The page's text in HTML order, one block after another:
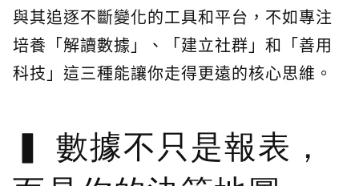
與其追逐不斷變化的工具和平台，不如專注
培養「解讀數據」、「建立社群」和「善用
科技」這三種能讓你走得更遠的核心思維。
數據不只是報表，